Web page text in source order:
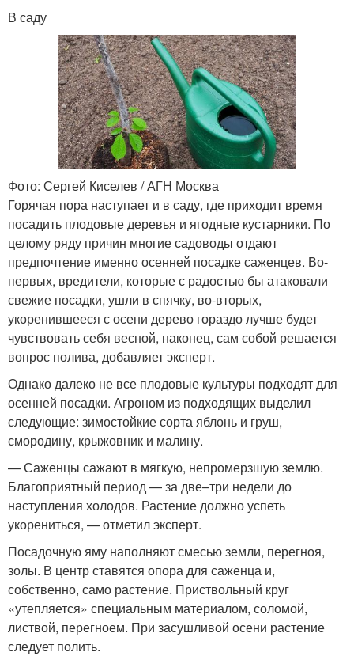
В саду
Фото: Сергей Киселев / АГН Москва
Горячая пора наступает и в саду, где приходит время
посадить плодовые деревья и ягодные кустарники. По
целому ряду причин многие садоводы отдают
предпочтение именно осенней посадке саженцев. Во-
первых, вредители, которые с радостью бы атаковали
свежие посадки, ушли в спячку, во-вторых,
укоренившееся с осени дерево гораздо лучше будет
чувствовать себя весной, наконец, сам собой решается
вопрос полива, добавляет эксперт.
Однако далеко не все плодовые культуры подходят для
осенней посадки. Агроном из подходящих выделил
следующие: зимостойкие сорта яблонь и груш,
смородину, крыжовник и малину.
— Саженцы сажают в мягкую, непромерзшую землю.
Благоприятный период — за две–три недели до
наступления холодов. Растение должно успеть
укорениться, — отметил эксперт.
Посадочную яму наполняют смесью земли, перегноя,
золы. В центр ставятся опора для саженца и,
собственно, само растение. Приствольный круг
«утепляется» специальным материалом, соломой,
листвой, перегноем. При засушливой осени растение
следует полить.